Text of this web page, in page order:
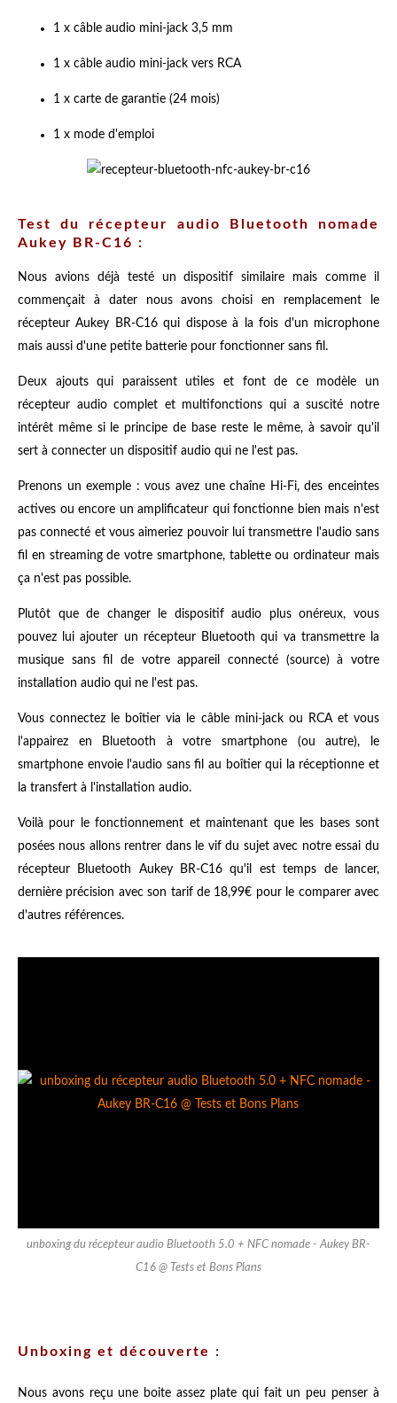
1 x câble audio mini-jack 3,5 mm
1 x câble audio mini-jack vers RCA
1 x carte de garantie (24 mois)
1 x mode d'emploi
Test du récepteur audio Bluetooth nomade
Aukey BR-C16 :
Nous avions déjà testé un dispositif similaire mais comme il
commençait à dater nous avons choisi en remplacement le
récepteur Aukey BR-C16 qui dispose à la fois d'un microphone
mais aussi d'une petite batterie pour fonctionner sans fil.
Deux ajouts qui paraissent utiles et font de ce modèle un
récepteur audiocomplet et multifonctions qui a suscité notre
intérêt même si le principe de base reste le même, à savoir qu'il
sert à connecter un dispositif audio qui ne l'est pas.
Prenons un exemple : vous avez une chaîne Hi-Fi, des enceintes
actives ou encore un amplificateur qui fonctionne bien mais n'est
pas connecté et vous aimeriez pouvoir lui transmettre l'audio sans
fil en streaming de votre smartphone, tablette ou ordinateur mais
ça n'est pas possible.
Plutôt que de changer le dispositif audio plus onéreux, vous
pouvez lui ajouter un récepteur Bluetooth qui va transmettre la
musique sans fil de votre appareil connecté (source) à votre
installation audio qui ne l'est pas.
Vous connectez le boîtier via le câble mini-jack ou RCA et vous
l'appairez en Bluetooth à votre smartphone (ou autre), le
smartphone envoie l'audio sans fil au boîtier qui la réceptionne et
la transfert à l'installation audio.
Voilà pour le fonctionnement et maintenant que les bases sont
posées nous allons rentrer dans le vif du sujet avec notre essai du
récepteur Bluetooth Aukey BR-C16 qu'il est temps de lancer,
dernière précision avec son tarif de 18,99€ pour le comparer avec
d'autres références.
unboxing du récepteur audio Bluetooth 5.0 + NFC nomade - Aukey BR-
C16 @ Tests et Bons Plans
Unboxing et découverte :
Nous avons reçu une boite assez plate qui fait un peu penser à